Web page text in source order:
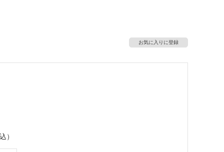
お気に入りに登録
）